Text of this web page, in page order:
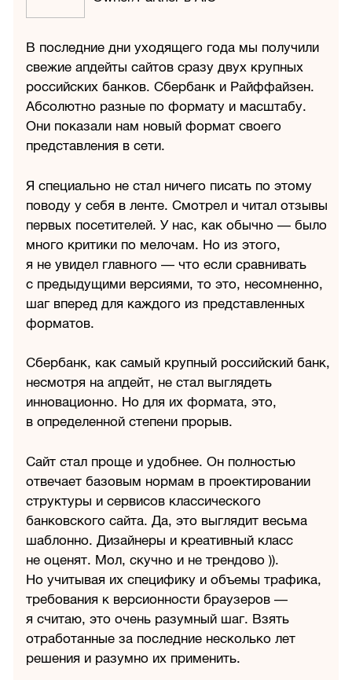
В последние дни уходящего года мы получили
свежие апдейты сайтов сразу двух крупных
российских банков. Сбербанк и Райффайзен.
Абсолютно разные по формату и масштабу.
Они показали нам новый формат своего
представления в сети.
Я специально не стал ничего писать по этому
поводу у себя в ленте. Смотрел и читал отзывы
первых посетителей. У нас, как обычно — было
много критики по мелочам. Но из этого,
я не увидел главного — что если сравнивать
с предыдущими версиями, то это, несомненно,
шаг вперед для каждого из представленных
форматов.
Сбербанк, как самый крупный российский банк,
несмотря на апдейт, не стал выглядеть
инновационно. Но для их формата, это,
в определенной степени прорыв.
Сайт стал проще и удобнее. Он полностью
отвечает базовым нормам в проектировании
структуры и сервисов классического
банковского сайта. Да, это выглядит весьма
шаблонно. Дизайнеры и креативный класс
не оценят. Мол, скучно и не трендово )).
Но учитывая их специфику и объемы трафика,
требования к версионности браузеров —
я считаю, это очень разумный шаг. Взять
отработанные за последние несколько лет
решения и разумно их применить.